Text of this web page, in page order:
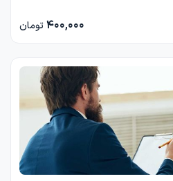
400,000تومان